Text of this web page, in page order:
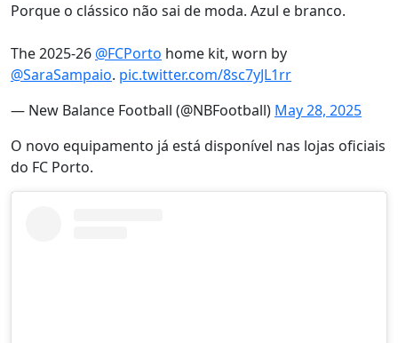
Porque o clássico não sai de moda. Azul e branco.
The 2025-26 @FCPorto home kit, worn by
@SaraSampaio. pic.twitter.com/8sc7yJL1rr
— New Balance Football (@NBFootball) May 28, 2025
O novo equipamento já está disponível nas lojas oficiais
do FC Porto.